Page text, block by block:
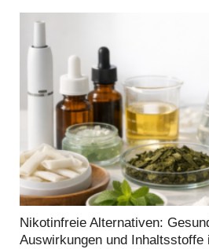
Nikotinfreie Alternativen:
Auswirkungen und Inhaltsstoffe